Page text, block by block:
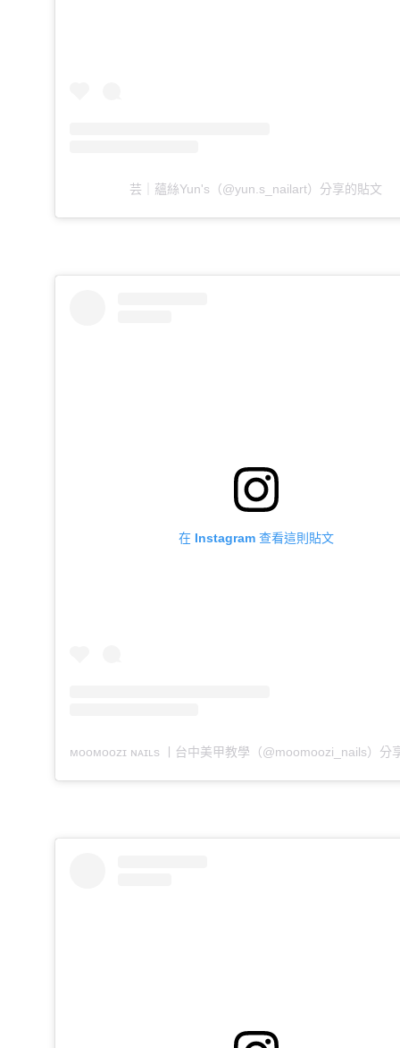
芸｜蘊絲Yun's（@yun.s_nailart）分享的貼文
在 Instagram 查看這則貼文
ᴍᴏᴏᴍᴏᴏᴢɪ ɴᴀɪʟs ㅣ台中美甲教學（@moomoozi_nails）分